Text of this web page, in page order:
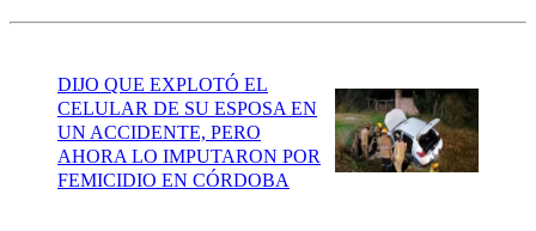
DIJO QUE EXPLOTÓ EL
CELULAR DE SU ESPOSA EN
UN ACCIDENTE, PERO
AHORA LO IMPUTARON POR
FEMICIDIO EN CÓRDOBA